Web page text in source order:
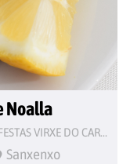
Noalla
ASOCIACIÓN COMISIÓN DE FESTAS VIRXE DO CARME
Sanxenxo